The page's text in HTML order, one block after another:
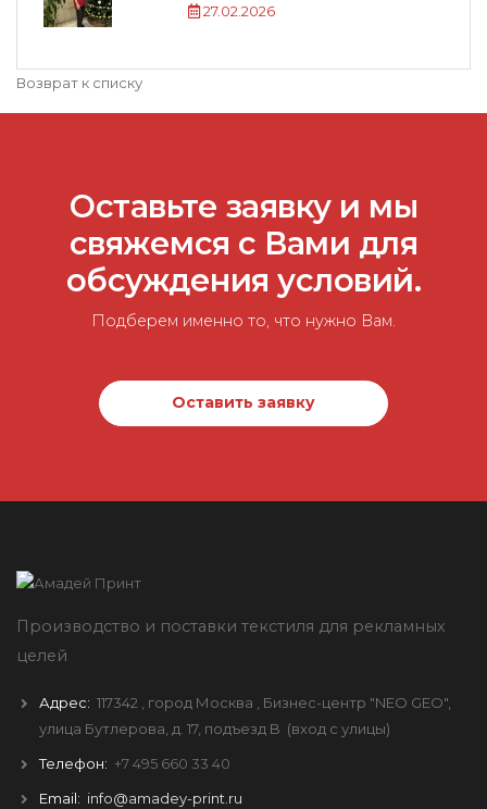
27.02.2026
Возврат к списку
Оставьте заявку и мы
свяжемся с Вами для
обсуждения условий.
Подберем именно то, что нужно Вам.
Оставить заявку
Производство и поставки текстиля для рекламных
целей
Адрес: 117342 , город Москва
, Бизнес-центр "NEO GEO",
улица Бутлерова, д. 17, подъезд B (вход с улицы)
Телефон: +7 495 660 33 40
Email: info@amadey-print.ru